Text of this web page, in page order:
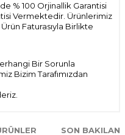
% 100 Orjinallik Garantisi
Vermektedir. Ürünlerimiz
Faturasıyla Birlikte
Bir Sorunla
Bizim Tarafımızdan
SON